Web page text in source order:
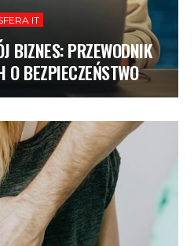
IT
BIZNES: PRZEWODNIK
BEZPIECZEŃSTWO